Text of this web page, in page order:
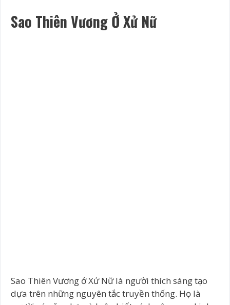
Sao Thiên Vương Ở Xử Nữ
Sao Thiên Vương ở Xử Nữ là người thích sáng tạo
dựa trên những nguyên tắc truyền thống. Họ là